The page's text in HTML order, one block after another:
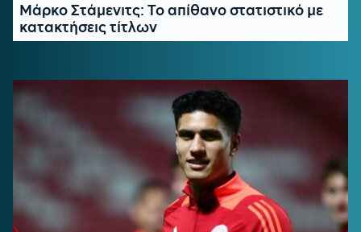
Μάρκο Στάμενιτς: Το απίθανο στατιστικό με
κατακτήσεις τίτλων